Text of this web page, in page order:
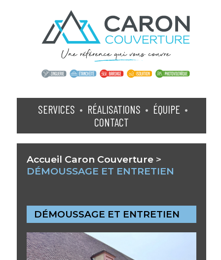
SERVICES • RÉALISATIONS • ÉQUIPE •
CONTACT
Accueil Caron Couverture >
DÉMOUSSAGE ET ENTRETIEN
DÉMOUSSAGE ET ENTRETIEN